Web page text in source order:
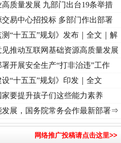
之城”激荡..·[视频]牢记初心使命 奋进复兴征
质量发展 九部门出台19条举措
易中心招投标 多部门作出部署
“十五五”规划》发布｜全文｜解
推动互联网基础资源高质量发展
开展安全生产“打非治违”工作
“十五五”规划》印发｜全文
要提升孩子们这些能力素养
发展，国务院常务会作最新部署⇒
网络推广投稿请点击这里>>